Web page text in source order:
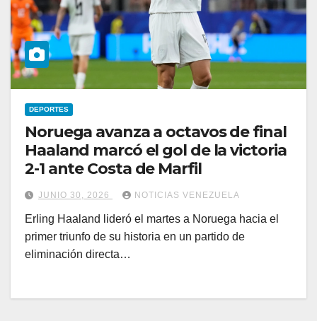
DEPORTES
Noruega avanza a octavos de final
Haaland marcó el gol de la victoria
2-1 ante Costa de Marfil
JUNIO 30, 2026 NOTICIAS VENEZUELA
Erling Haaland lideró el martes a Noruega hacia el
primer triunfo de su historia en un partido de
eliminación directa…